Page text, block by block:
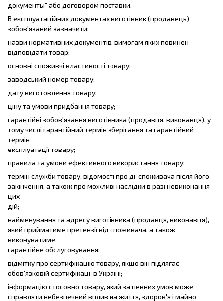
документы" або договором поставки.
В експлуатаційних документах виготівник (продавець)
зобов'язаний зазначити:
назви нормативних документів, вимогам яких повинен
відповідати товар;
основні споживчі властивості товару;
заводський номер товару;
дату виготовлення товару;
ціну та умови придбання товару;
гарантійні зобов'язання виготівника (продавця, виконавця), у
тому числі гарантійний термін зберігання та гарантійний
термін
експлуатації товару;
правила та умови ефективного використання товару;
термін служби товару, відомості про дії споживача після його
закінчення, а також про можливі наслідки в разі невиконання
цих
дій;
найменування та адресу виготівника (продавця, виконавця),
який прийматиме претензії від споживача, а також
виконуватиме
гарантійне обслуговування;
відмітку про сертифікацію товару, якщо він підлягає
обов'язковій сертифікації в Україні;
інформацію стосовно товару, який за певних умов може
справляти небезпечний вплив на життя, здоров'я і майно